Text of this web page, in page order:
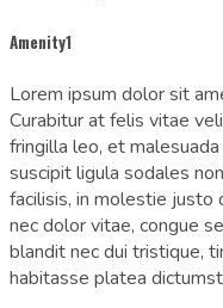
Amenity1
Lorem ipsum dolor sit
Curabitur at felis vitae
fringilla leo, et
suscipit ligula sodales
facilisis, in molestie justo
nec dolor vitae, congue
blandit nec dui tristique,
habitasse platea